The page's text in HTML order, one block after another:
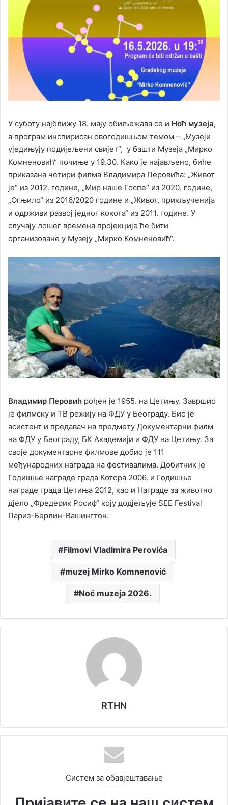
У суботу најближу 18. мају обиљежава се и Ноћ музеја,
а програм инспирисан овогодишњом темом – „Музеји
уједињују подијељени свијет“, у башти Музеја „Мирко
Комненовић“ почиње у 19.30. Како је најављено, биће
приказана четири филма Владимира Перовића: „Живот
је“ из 2012. године, „Мир наше Госпе“ из 2020. године,
„Огњило“ из 2016/2020 године и „Живот, прикљученија
и одрживи развој једног кокота“ из 2011. године. У
случају лошег времена пројекције ће бити
организоване у Музеју „Мирко Комненовић“.
Владимир Перовић рођен је 1955. на Цетињу. Завршио
је филмску и ТВ режију на ФДУ у Београду. Био је
асистент и предавач на предмету Документарни филм
на ФДУ у Београду, БК Академији и ФДУ на Цетињу. За
своје документарне филмове добио је 111
међународних награда на фестивалима. Добитник је
Годишње награде града Котора 2006. и Годишње
награде града Цетиња 2012, као и Награде за животно
дјело „Фредерик Росиф“ коју додјељује SEE Festival
Париз-Берлин-Вашингтон.
Filmovi Vladimira Perovića
muzej Mirko Komnenović
Noć muzeja 2026.
RTHN
Систем за обавјештавање